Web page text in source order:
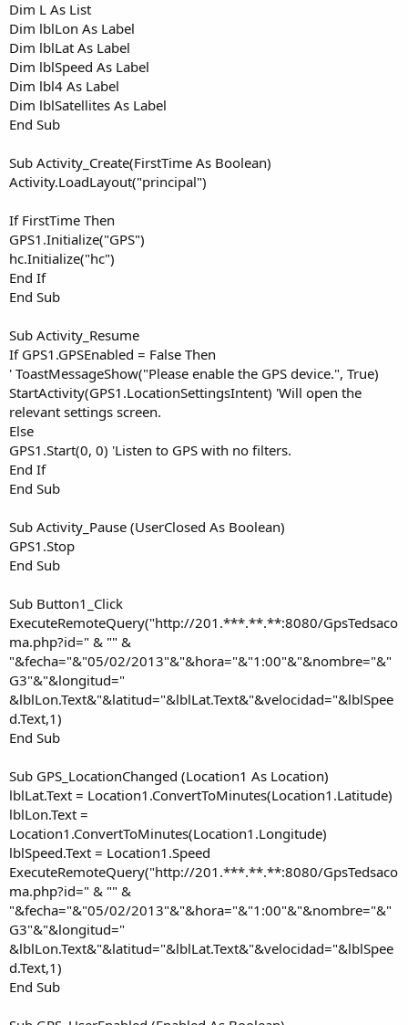
Dim L As List
Dim lblLon As Label
Dim lblLat As Label
Dim lblSpeed As Label
Dim lbl4 As Label
Dim lblSatellites As Label
End Sub
Sub Activity_Create(FirstTime As Boolean)
Activity.LoadLayout("principal")
If FirstTime Then
GPS1.Initialize("GPS")
hc.Initialize("hc")
End If
End Sub
Sub Activity_Resume
If GPS1.GPSEnabled = False Then
' ToastMessageShow("Please enable the GPS device.", True)
StartActivity(GPS1.LocationSettingsIntent) 'Will open the
relevant settings screen.
Else
GPS1.Start(0, 0) 'Listen to GPS with no filters.
End If
End Sub
Sub Activity_Pause (UserClosed As Boolean)
GPS1.Stop
End Sub
Sub Button1_Click
ExecuteRemoteQuery("http://201.***.**.**:8080/GpsTedsaco
ma.php?id=" & "" &
"&fecha="&"05/02/2013"&"&hora="&"1:00"&"&nombre="&"
G3"&"&longitud="
&lblLon.Text&"&latitud="&lblLat.Text&"&velocidad="&lblSpee
d.Text,1)
End Sub
Sub GPS_LocationChanged (Location1 As Location)
lblLat.Text = Location1.ConvertToMinutes(Location1.Latitude)
lblLon.Text =
Location1.ConvertToMinutes(Location1.Longitude)
lblSpeed.Text = Location1.Speed
ExecuteRemoteQuery("http://201.***.**.**:8080/GpsTedsaco
ma.php?id=" & "" &
"&fecha="&"05/02/2013"&"&hora="&"1:00"&"&nombre="&"
G3"&"&longitud="
&lblLon.Text&"&latitud="&lblLat.Text&"&velocidad="&lblSpee
d.Text,1)
End Sub